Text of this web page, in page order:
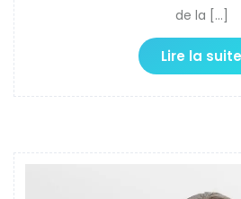
de la […]
Lire la suite